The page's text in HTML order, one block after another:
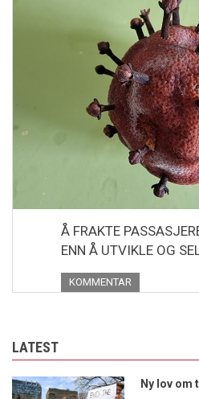
Å FRAKTE
ENN Å UTVIKLE OG
KOMMENTAR
LATEST
Ny lov om